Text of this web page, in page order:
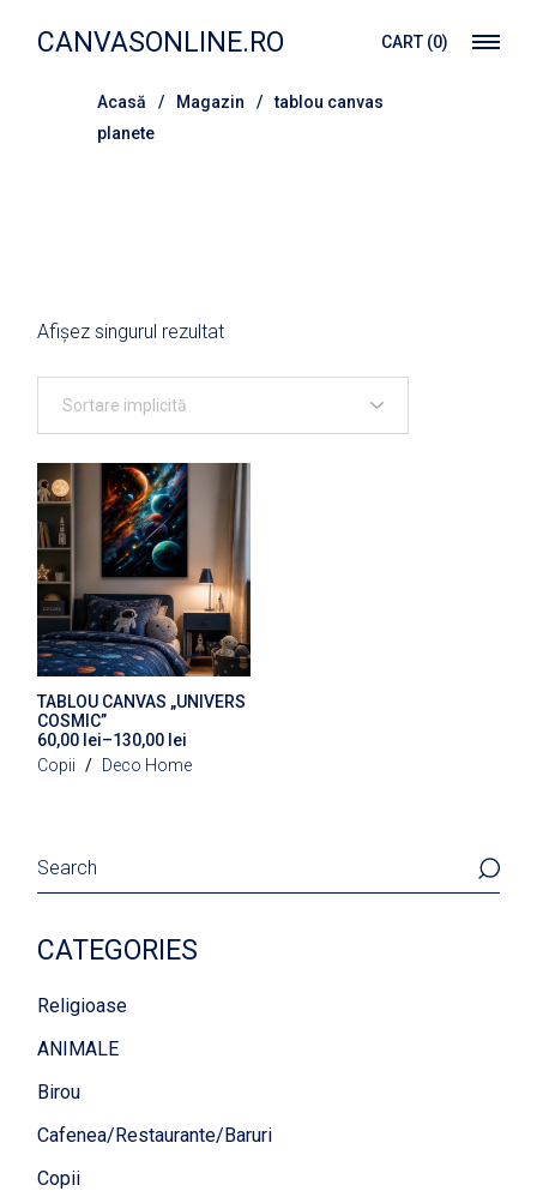
conținutCANVASONLINE.RO CART (0)
Acasă Magazin
tablou canvas
planete
Afișez singurul rezultat
Acest
produs
are
mai
multe
variații.
Opțiunile
pot
alese
în
pagina
TABLOU CANVAS „UNIVERS
COSMIC”
60,00 lei–130,00 lei
Interval
de
prețuri:
Copii Deco Home
CATEGORIES
Religioase
ANIMALE
Birou
Cafenea/Restaurante/Baruri
Copii